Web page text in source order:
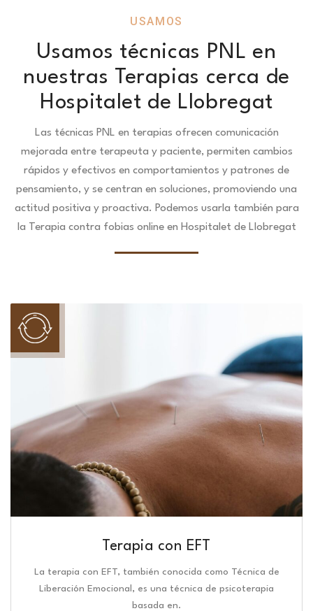
USAMOS
Usamos técnicas PNL en
nuestras Terapias cerca de
Hospitalet de Llobregat
Las técnicas PNL en terapias ofrecen comunicación
mejorada entre terapeuta y paciente, permiten cambios
rápidos y efectivos en comportamientos y patrones de
pensamiento, y se centran en soluciones, promoviendo una
actitud positiva y proactiva. Podemos usarla también para
la Terapia contra fobias online en Hospitalet de Llobregat
Terapia con EFT
La terapia con EFT, también conocida como Técnica de
Liberación Emocional, es una técnica de psicoterapia
basada en.